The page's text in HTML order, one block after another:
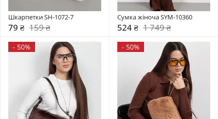
Шкарпетки SH-1072-7
79 ₴ 159 ₴
Сумка жіноча SYM-10360
524 ₴ 1 749 ₴
- 50% - 50%